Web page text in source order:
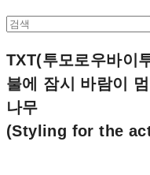
TXT(투모로우바이
불에 잠시 바람이
나무
(Styling for the